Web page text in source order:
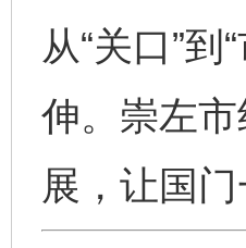
从“关口”
伸。崇左
展，让国